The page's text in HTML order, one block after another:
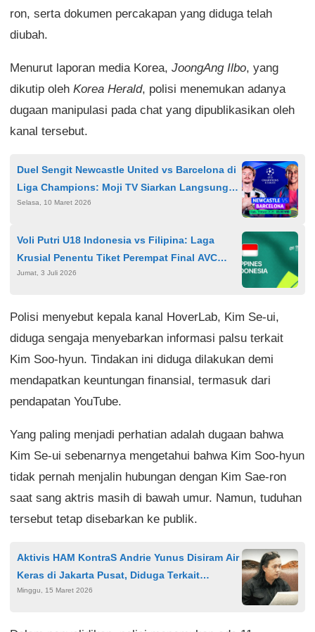
ron, serta dokumen percakapan yang diduga telah
diubah.
Menurut laporan media Korea, JoongAng Ilbo, yang
dikutip oleh Korea Herald, polisi menemukan adanya
dugaan manipulasi pada chat yang dipublikasikan oleh
kanal tersebut.
Duel Sengit Newcastle United vs Barcelona di
Liga Champions: Moji TV Siarkan Langsung
Leg 1 Babak 16 Besar
Selasa, 10 Maret 2026
Voli Putri U18 Indonesia vs Filipina: Laga
Krusial Penentu Tiket Perempat Final AVC
Girls 2026
Jumat, 3 Juli 2026
Polisi menyebut kepala kanal HoverLab, Kim Se-ui,
diduga sengaja menyebarkan informasi palsu terkait
Kim Soo-hyun. Tindakan ini diduga dilakukan demi
mendapatkan keuntungan finansial, termasuk dari
pendapatan YouTube.
Yang paling menjadi perhatian adalah dugaan bahwa
Kim Se-ui sebenarnya mengetahui bahwa Kim Soo-hyun
tidak pernah menjalin hubungan dengan Kim Sae-ron
saat sang aktris masih di bawah umur. Namun, tuduhan
tersebut tetap disebarkan ke publik.
Aktivis HAM KontraS Andrie Yunus Disiram Air
Keras di Jakarta Pusat, Diduga Terkait
Advokasi
Minggu, 15 Maret 2026